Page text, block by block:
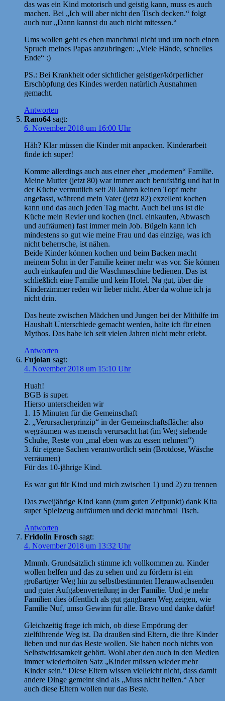
das was ein Kind motorisch und geistig kann, muss es auch
machen. Bei „Ich will aber nicht den Tisch decken.“ folgt
auch nur „Dann kannst du auch nicht mitessen.“
Ums wollen geht es eben manchmal nicht und um noch einen
Spruch meines Papas anzubringen: „Viele Hände, schnelles
Ende“ :)
PS.: Bei Krankheit oder sichtlicher geistiger/körperlicher
Erschöpfung des Kindes werden natürlich Ausnahmen
gemacht.
Antworten
Rano64 sagt:
6. November 2018 um 16:00 Uhr
Häh? Klar müssen die Kinder mit anpacken. Kinderarbeit
finde ich super!
Komme allerdings auch aus einer eher „modernen“ Familie.
Meine Mutter (jetzt 80) war immer auch berufstätig und hat in
der Küche vermutlich seit 20 Jahren keinen Topf mehr
angefasst, während mein Vater (jetzt 82) exzellent kochen
kann und das auch jeden Tag macht. Auch bei uns ist die
Küche mein Revier und kochen (incl. einkaufen, Abwasch
und aufräumen) fast immer mein Job. Bügeln kann ich
mindestens so gut wie meine Frau und das einzige, was ich
nicht beherrsche, ist nähen.
Beide Kinder können kochen und beim Backen macht
meinem Sohn in der Familie keiner mehr was vor. Sie können
auch einkaufen und die Waschmaschine bedienen. Das ist
schließlich eine Familie und kein Hotel. Na gut, über die
Kinderzimmer reden wir lieber nicht. Aber da wohne ich ja
nicht drin.
Das heute zwischen Mädchen und Jungen bei der Mithilfe im
Haushalt Unterschiede gemacht werden, halte ich für einen
Mythos. Das habe ich seit vielen Jahren nicht mehr erlebt.
Antworten
Fujolan sagt:
4. November 2018 um 15:10 Uhr
Huah!
BGB is super.
Hierso unterscheiden wir
1. 15 Minuten für die Gemeinschaft
2. „Verursacherprinzip“ in der Gemeinschaftsfläche: also
wegräumen was mensch verursacht hat (im Weg stehende
Schuhe, Reste von „mal eben was zu essen nehmen“)
3. für eigene Sachen verantwortlich sein (Brotdose, Wäsche
verräumen)
Für das 10-jährige Kind.
Es war gut für Kind und mich zwischen 1) und 2) zu trennen
Das zweijährige Kind kann (zum guten Zeitpunkt) dank Kita
super Spielzeug aufräumen und deckt manchmal Tisch.
Antworten
Fridolin Frosch sagt:
4. November 2018 um 13:32 Uhr
Mmmh. Grundsätzlich stimme ich vollkommen zu. Kinder
wollen helfen und das zu sehen und zu fördern ist ein
großartiger Weg hin zu selbstbestimmten Heranwachsenden
und guter Aufgabenverteilung in der Familie. Und je mehr
Familien dies öffentlich als gut gangbaren Weg zeigen, wie
Familie Nuf, umso Gewinn für alle. Bravo und danke dafür!
Gleichzeitig frage ich mich, ob diese Empörung der
zielführende Weg ist. Da draußen sind Eltern, die ihre Kinder
lieben und nur das Beste wollen. Sie haben noch nichts von
Selbstwirksamkeit gehört. Wohl aber den auch in den Medien
immer wiederholten Satz „Kinder müssen wieder mehr
Kinder sein.“ Diese Eltern wissen vielleicht nicht, dass damit
andere Dinge gemeint sind als „Muss nicht helfen.“ Aber
auch diese Eltern wollen nur das Beste.